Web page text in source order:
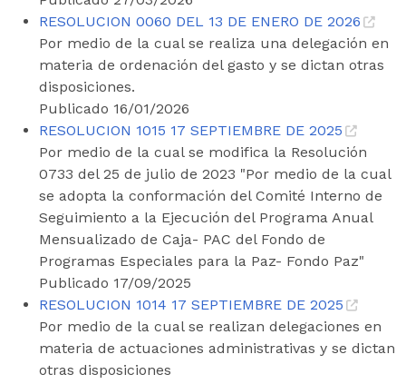
RESOLUCION 0060 DEL 13 DE ENERO DE 2026
Por medio de la cual se realiza una delegación en
materia de ordenación del gasto y se dictan otras
disposiciones.
Publicado 16/01/2026
RESOLUCION 1015 17 SEPTIEMBRE DE 2025
Por medio de la cual se modifica la Resolución
0733 del 25 de julio de 2023 "Por medio de la cual
se adopta la conformación del Comité Interno de
Seguimiento a la Ejecución del Programa Anual
Mensualizado de Caja- PAC del Fondo de
Programas Especiales para la Paz- Fondo Paz"
Publicado 17/09/2025
RESOLUCION 1014 17 SEPTIEMBRE DE 2025
Por medio de la cual se realizan delegaciones en
materia de actuaciones administrativas y se dictan
otras disposiciones